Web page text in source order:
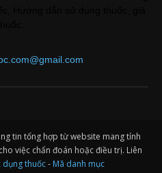
tin tổng hợp từ website mang tính
việc chẩn đoán hoặc điều trị. Liên
dụng thuốc- Mã danh mục